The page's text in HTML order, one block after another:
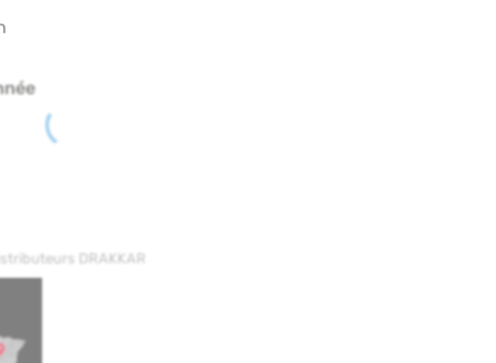
DRAKKAR